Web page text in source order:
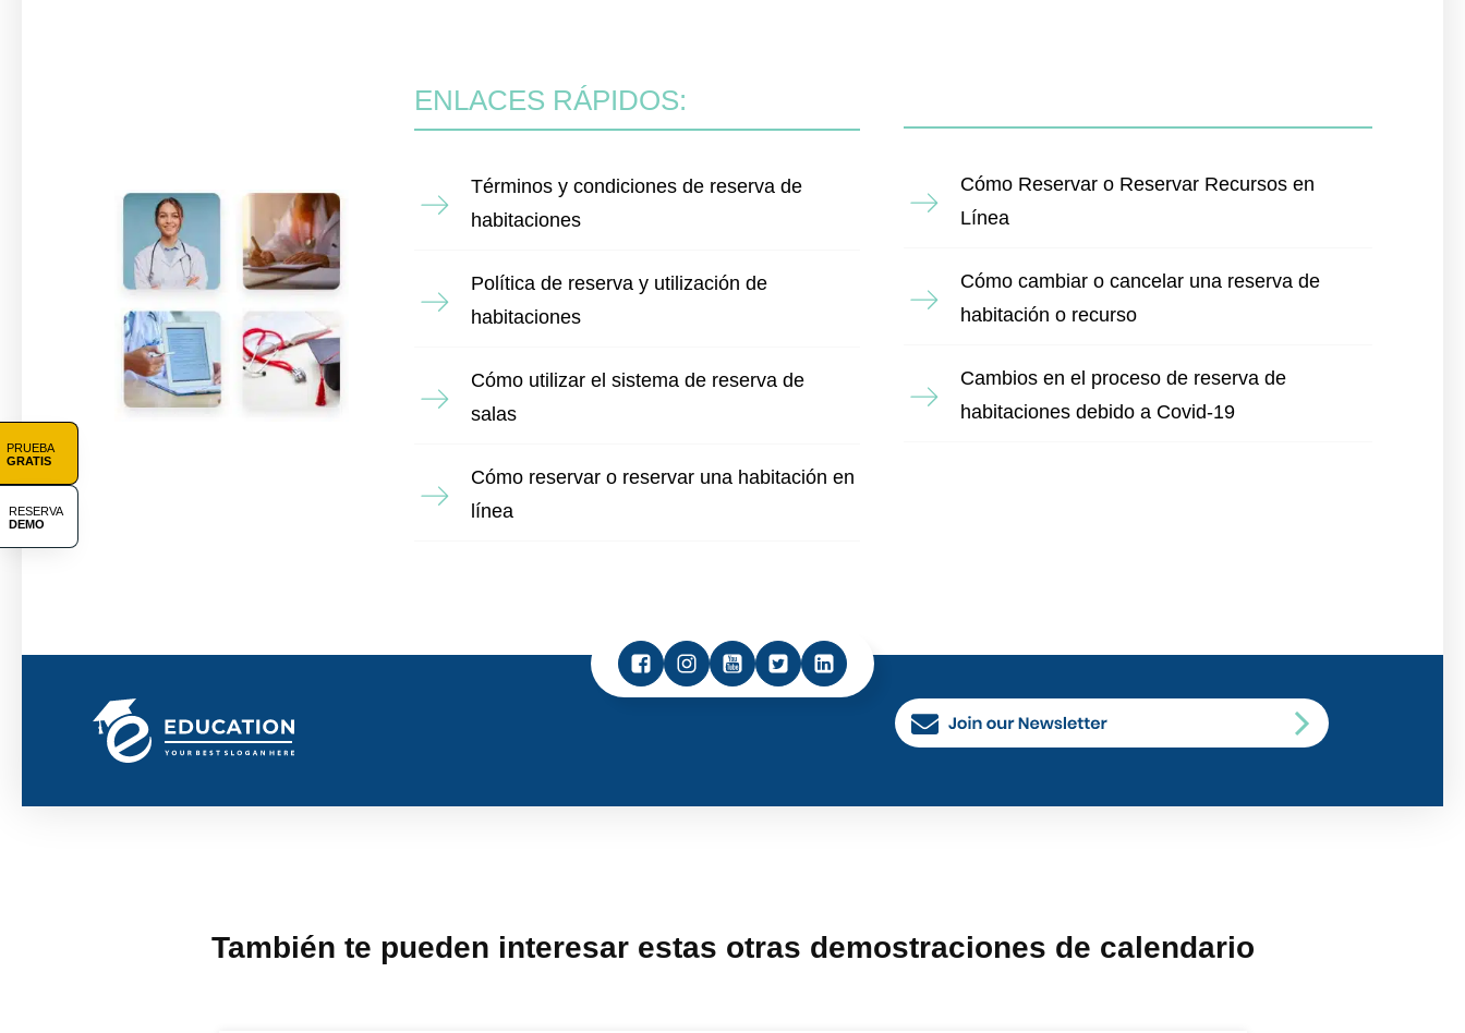
PRUEBA
GRATIS
RESERVA
DEMO
ENLACES RÁPIDOS:
Términos y condiciones de reserva de
habitaciones
Política de reserva y utilización de
habitaciones
Cómo utilizar el sistema de reserva de
salas
Cómo reservar o reservar una habitación en
línea
Cómo Reservar o Reservar Recursos en
Línea
Cómo cambiar o cancelar una reserva de
habitación o recurso
Cambios en el proceso de reserva de
habitaciones debido a Covid-19
También te pueden interesar estas otras demostraciones de calendario